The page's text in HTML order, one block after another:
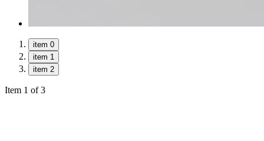
item 0
item 1
item 2
Item 1 of 3